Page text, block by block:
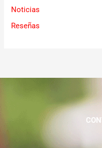
Noticias
Reseñas